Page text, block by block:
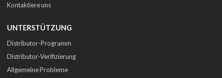
Kontaktiere uns
UNTERSTÜTZUNG
Distributor-Programm
Distributor-Verifizierung
Allgemeine Probleme